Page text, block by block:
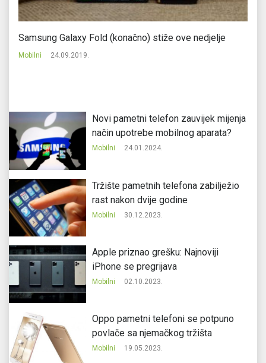
Samsung Galaxy Fold (konačno) stiže ove nedjelje
Mobilni 24.09.2019.
Novi pametni telefon zauvijek mijenja
način upotrebe mobilnog aparata?
Mobilni 24.01.2024.
Tržište pametnih telefona zabilježio
rast nakon dvije godine
Mobilni 30.12.2023.
Apple priznao grešku: Najnoviji
iPhone se pregrijava
Mobilni 02.10.2023.
Oppo pametni telefoni se potpuno
povlače sa njemačkog tržišta
Mobilni 19.05.2023.